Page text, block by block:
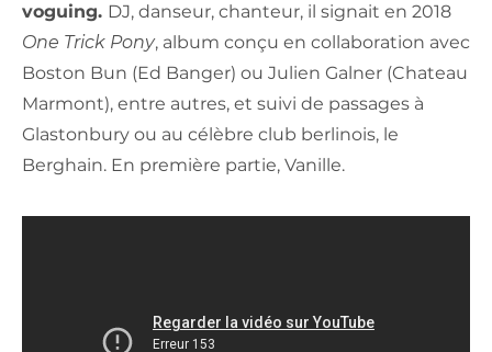
voguing. DJ, danseur, chanteur, il signait en 2018
One Trick Pony, album conçu en collaboration avec
Boston Bun (Ed Banger) ou Julien Galner (Chateau
Marmont), entre autres, et suivi de passages à
Glastonbury ou au célèbre club berlinois, le
Berghain. En première partie, Vanille.